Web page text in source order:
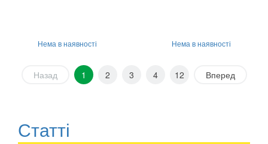
Нема в наявності Нема в наявності
Назад 1 2 3 4 12 Вперед
Статті